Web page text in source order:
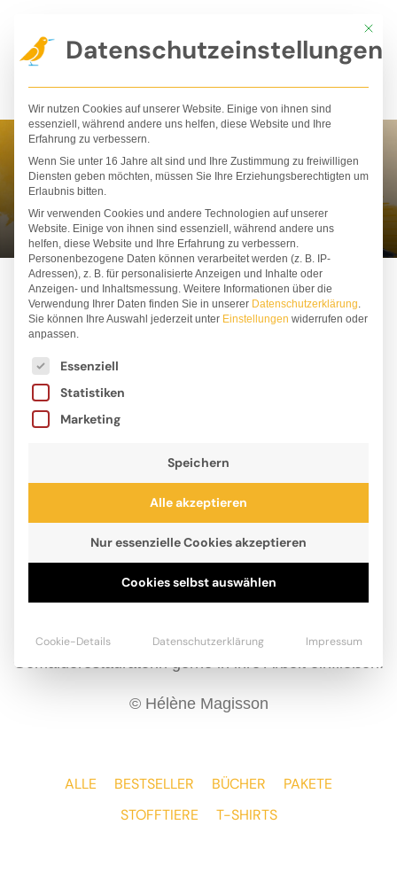
Inhalt
springen
Hélène Magisson
Hélène Magisson hat schon in Frankreich, Afrika,
dieser Wohnorte lässt die gelernte
Gemälderestauratorin gerne in ihre Arbeit einfließen.
© Hélène Magisson
ALLE BESTSELLER BÜCHER
PAKETE
STOFFTIERE
T-SHIRTS
Mit
Datenschutzeinstellungen
Wir nutzen Cookies auf unserer Website. Einige von ihnen sind
essenziell, während andere uns helfen, diese Website und Ihre
Erfahrung zu verbessern.
Wenn Sie unter 16 Jahre alt sind und Ihre Zustimmung zu freiwilligen
Diensten geben möchten, müssen Sie Ihre Erziehungsberechtigten um
Erlaubnis bitten.
Wir verwenden Cookies und andere Technologien auf unserer
Website. Einige von ihnen sind essenziell, während andere uns
helfen, diese Website und Ihre Erfahrung zu verbessern.
Personenbezogene Daten können verarbeitet werden (z. B. IP-
Adressen), z. B. für personalisierte Anzeigen und Inhalte oder
Anzeigen- und Inhaltsmessung. Weitere Informationen über die
Verwendung Ihrer Daten finden Sie in unserer Datenschutzerklärung.
Sie können Ihre Auswahl jederzeit unter Einstellungen widerrufen oder
anpassen.
Es folgt eine Liste der Service-Gruppen, für die
Essenziell
Statistiken
Marketing
Speichern
Alle akzeptieren
Nur essenzielle Cookies akzeptieren
Cookies selbst auswählen
Cookie-Details Datenschutzerklärung Impressum